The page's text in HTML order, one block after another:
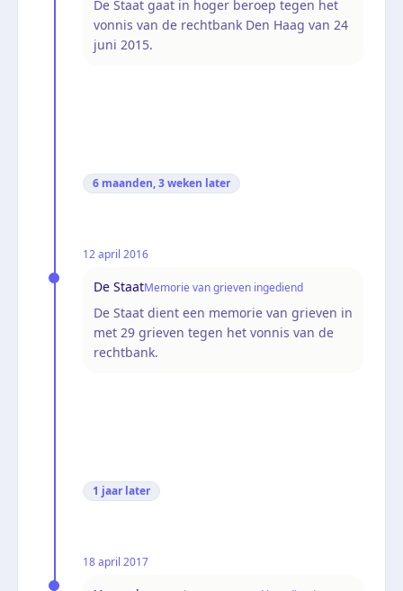
De Staat gaat in hoger beroep tegen het
vonnis van de rechtbank Den Haag van 24
juni 2015.
6 maanden, 3 weken later
12 april 2016
De StaatMemorie van grieven ingediend
De Staat dient een memorie van grieven in
met 29 grieven tegen het vonnis van de
rechtbank.
1 jaar later
18 april 2017